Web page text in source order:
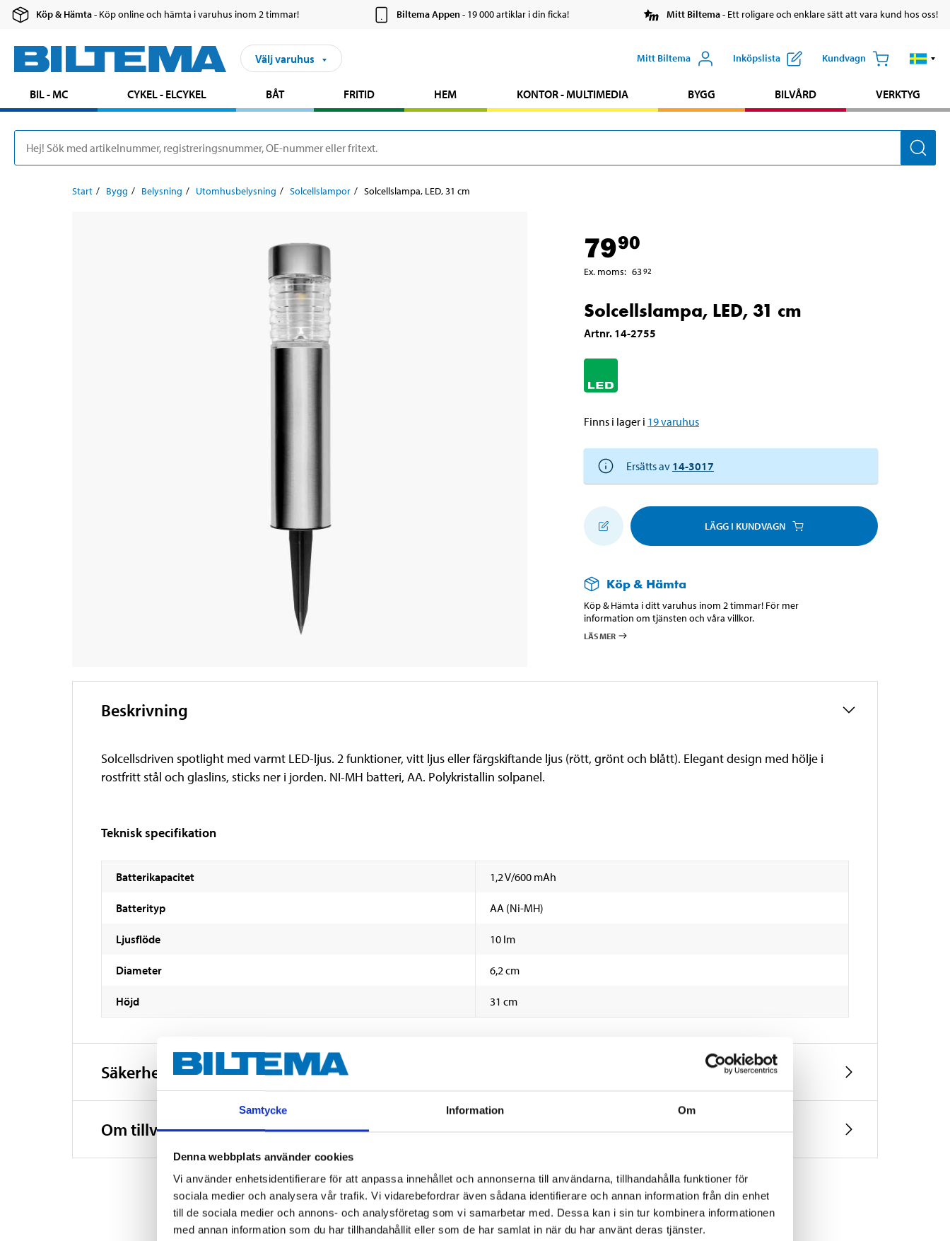
Samtycke Information Om
Denna webbplats använder cookies
Vi använder enhetsidentifierare för att anpassa innehållet och annonserna till användarna, tillhandahålla funktioner för
sociala medier och analysera vår trafik. Vi vidarebefordrar även sådana identifierare och annan information från din enhet
till de sociala medier och annons- och analysföretag som vi samarbetar med. Dessa kan i sin tur kombinera informationen
med annan information som du har tillhandahållit eller som de har samlat in när du har använt deras tjänster.
Köp & Hämta- Köp online och hämta i varuhus inom 2 timmar! Biltema Appen- 19 000 artiklar i din ficka! Mitt Biltema- Ett roligare och enklare sätt att vara kund hos oss!
Välj varuhus Mitt Biltema Inköpslista Kundvagn
BIL - MC CYKEL - ELCYKEL BÅT FRITID HEM KONTOR - MULTIMEDIA BYGG BILVÅRD VERKTYG
Start Bygg Belysning Utomhusbelysning Solcellslampor Solcellslampa, LED, 31 cm
7990
Ex. moms: 6392
Solcellslampa, LED, 31 cm
Artnr. 14-2755
Finns i lager i 19varuhus
Ersätts av 14-3017
LÄGG I KUNDVAGN
Köp & Hämta
Köp & Hämta i ditt varuhus inom 2 timmar! För mer
information om tjänsten och våra villkor.
LÄS MER
Beskrivning
Solcellsdriven spotlight med varmt LED-ljus. 2 funktioner, vitt ljus eller färgskiftande ljus (rött, grönt och blått). Elegant design med hölje i
rostfritt stål och glaslins, sticks ner i jorden. NI-MH batteri, AA. Polykristallin solpanel.
Teknisk specifikation
Batterikapacitet 1,2 V/600 mAh
Batterityp AA (Ni-MH)
Ljusflöde 10 lm
Diameter 6,2 cm
Höjd 31 cm
Säkerhetsinformation och övriga dokument
Om tillverkaren
Andra kunder köpte också